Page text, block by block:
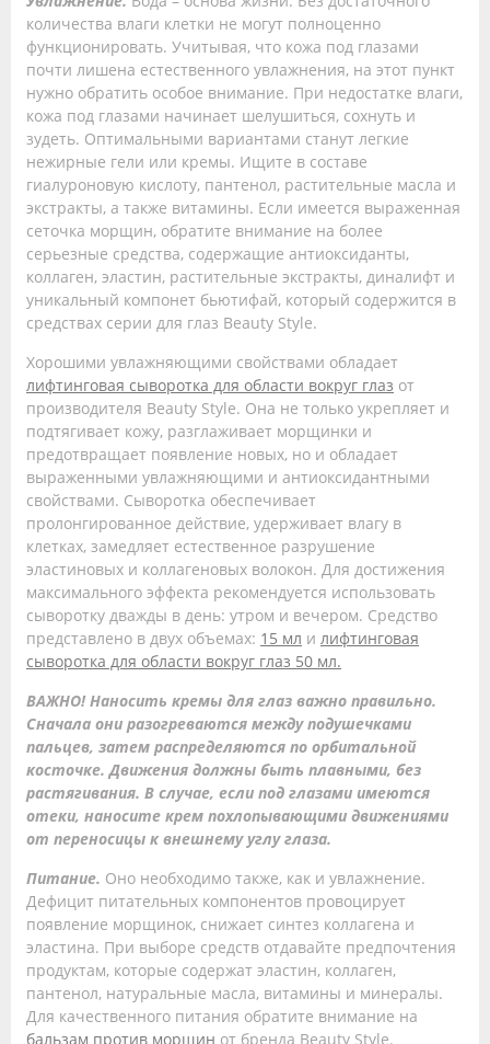
количества влаги клетки не могут полноценно
функционировать. Учитывая, что кожа под глазами
почти лишена естественного увлажнения, на этот пункт
нужно обратить особое внимание. При недостатке влаги,
кожа под глазами начинает шелушиться, сохнуть и
зудеть. Оптимальными вариантами станут легкие
нежирные гели или кремы. Ищите в составе
гиалуроновую кислоту, пантенол, растительные масла и
экстракты, а также витамины. Если имеется выраженная
сеточка морщин, обратите внимание на более
серьезные средства, содержащие антиоксиданты,
коллаген, эластин, растительные экстракты, диналифт и
уникальный компонет бьютифай, который содержится в
средствах серии для глаз Beauty Style.
Хорошими увлажняющими свойствами обладает
лифтинговая сыворотка для области вокруг глаз от
производителя Beauty Style. Она не только укрепляет и
подтягивает кожу, разглаживает морщинки и
предотвращает появление новых, но и обладает
выраженными увлажняющими и антиоксидантными
свойствами. Сыворотка обеспечивает
пролонгированное действие, удерживает влагу в
клетках, замедляет естественное разрушение
эластиновых и коллагеновых волокон. Для достижения
максимального эффекта рекомендуется использовать
сыворотку дважды в день: утром и вечером. Средство
представлено в двух объемах: 15 мл и лифтинговая
сыворотка для области вокруг глаз 50 мл.
ВАЖНО! Наносить кремы для глаз важно правильно.
Сначала они разогреваются между подушечками
пальцев, затем распределяются по орбитальной
косточке. Движения должны быть плавными, без
растягивания. В случае, если под глазами имеются
отеки, наносите крем похлопывающими движениями
от переносицы к внешнему углу глаза.
Питание. Оно необходимо также, как и увлажнение.
Дефицит питательных компонентов провоцирует
появление морщинок, снижает синтез коллагена и
эластина. При выборе средств отдавайте предпочтения
продуктам, которые содержат эластин, коллаген,
пантенол, натуральные масла, витамины и минералы.
Для качественного питания обратите внимание на
бальзам против морщин от бренда Beauty Style.